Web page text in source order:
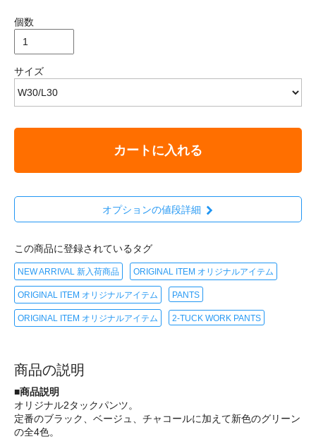
個数
サイズ
カートに入れる
オプションの値段詳細
この商品に登録されているタグ
NEW ARRIVAL 新入荷商品 ORIGINAL ITEM オリジナルアイテム
ORIGINAL ITEM オリジナルアイテム PANTS
ORIGINAL ITEM オリジナルアイテム 2-TUCK WORK PANTS
商品の説明
■商品説明
オリジナル2タックパンツ。
定番のブラック、ベージュ、チャコールに加えて新色のグリーン
の全4色。